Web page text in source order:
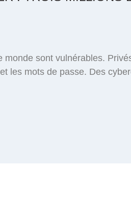
sont vulnérables.
les mots de passe. Des